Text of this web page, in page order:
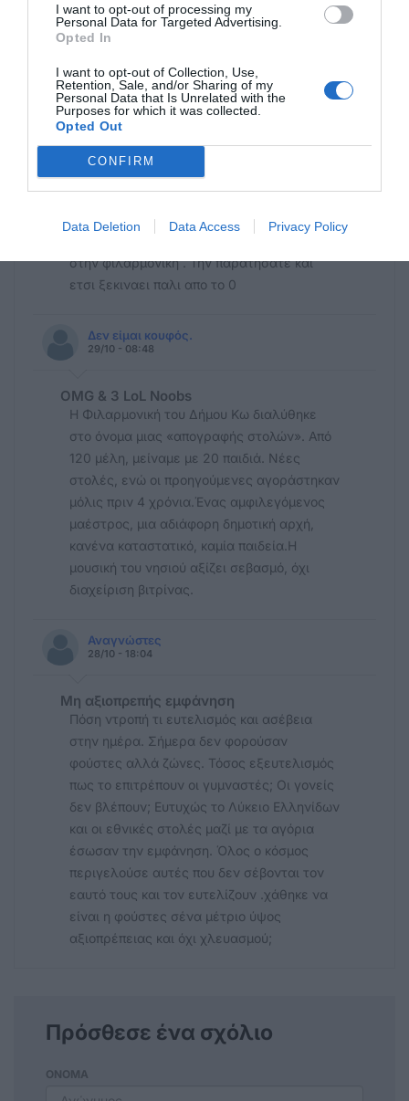
I want to opt-out of processing my
Personal Data for Targeted Advertising.
Opted In
I want to opt-out of Collection, Use,
Retention, Sale, and/or Sharing of my
Personal Data that Is Unrelated with the
Purposes for which it was collected.
Opted Out
CONFIRM
Data Deletion Data Access Privacy Policy
ΤΙ ΕΟΡΤΑΖΟΥΜΕ ΤΗΝ 28Η ΟΚΤΩΒΡΙΟΥ;
Ξ
Μικης
29/10 - 10:25
Προς δεν ειμαι κουφος
Η φιλαρμονικη δεν ειναι οικογενειακή
επιχείρηση, αν αγαπουσατε την μουσικη και
στην φιλαρμονική . Την παρατησατε και
ετσι ξεκιναει παλι απο το 0
Δεν είμαι κουφός.
29/10 - 08:48
OMG & 3 LoL Noobs
Η Φιλαρμονική του Δήμου Κω διαλύθηκε
στο όνομα μιας «απογραφής στολών». Από
120 μέλη, μείναμε με 20 παιδιά. Νέες
στολές, ενώ οι προηγούμενες αγοράστηκαν
μόλις πριν 4 χρόνια.Ένας αμφιλεγόμενος
μαέστρος, μια αδιάφορη δημοτική αρχή,
κανένα καταστατικό, καμία παιδεία.Η
μουσική του νησιού αξίζει σεβασμό, όχι
διαχείριση βιτρίνας.
Αναγνώστες
28/10 - 18:04
Μη αξιοπρεπής εμφάνηση
Πόση ντροπή τι ευτελισμός και ασέβεια
στην ημέρα. Σήμερα δεν φορούσαν
φούστες αλλά ζώνες. Τόσος εξευτελισμός
πως το επιτρέπουν οι γυμναστές; Οι γονείς
δεν βλέπουν; Ευτυχώς το Λύκειο Ελληνίδων
και οι εθνικές στολές μαζί με τα αγόρια
έσωσαν την εμφάνηση. Όλος ο κόσμος
περιγελούσε αυτές που δεν σέβονται τον
εαυτό τους και τον ευτελίζουν .χάθηκε να
είναι η φούστες σένα μέτριο ύψος
αξιοπρέπειας και όχι χλευασμού;
Πρόσθεσε ένα σχόλιο
ΟΝΟΜΑ